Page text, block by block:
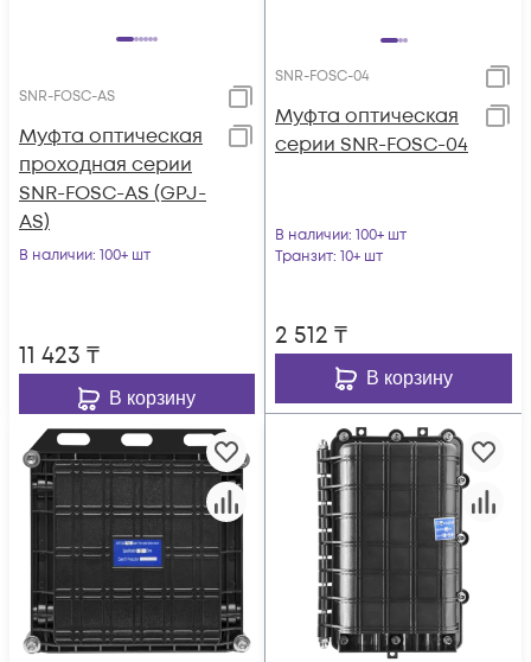
SNR-FOSC-AS
Муфта оптическая
проходная серии
SNR-FOSC-AS (GPJ-
AS)
В наличии: 100+ шт
11 423 ₸
В корзину
SNR-FOSC-04
Муфта оптическая
серии SNR-FOSC-04
В наличии: 100+ шт
Транзит: 10+ шт
2 512 ₸
В корзину